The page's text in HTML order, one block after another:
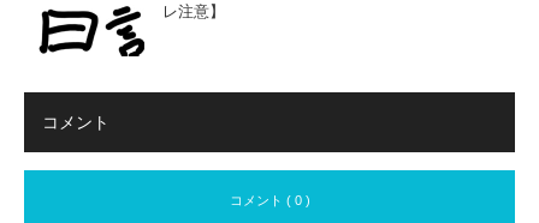
レ注意】
コメント
コメント ( 0 )